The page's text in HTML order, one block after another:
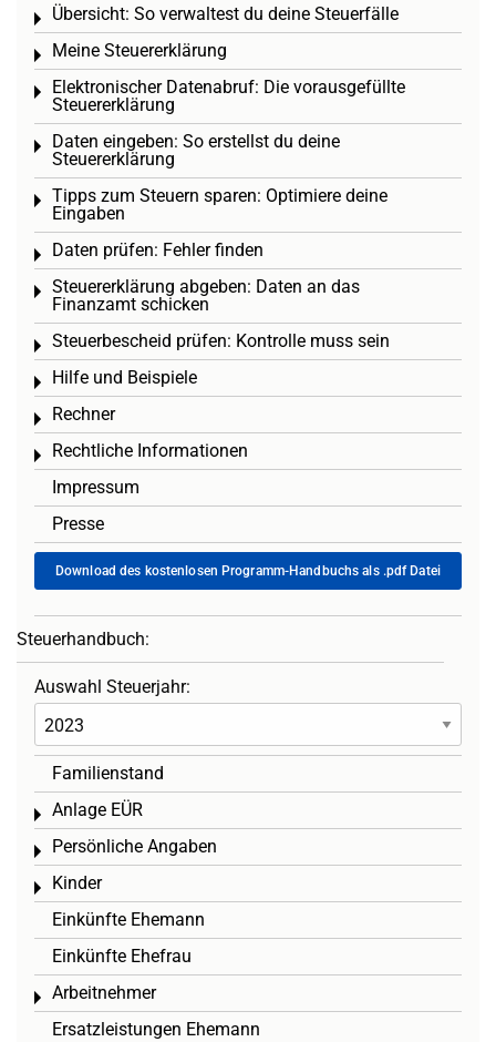
Übersicht: So verwaltest du deine Steuerfälle
Toggle menu
Meine Steuererklärung
Toggle menu
Elektronischer Datenabruf: Die vorausgefüllte
Steuererklärung
Toggle menu
Daten eingeben: So erstellst du deine
Steuererklärung
Toggle menu
Tipps zum Steuern sparen: Optimiere deine
Eingaben
Toggle menu
Daten prüfen: Fehler finden
Toggle menu
Steuererklärung abgeben: Daten an das
Finanzamt schicken
Toggle menu
Steuerbescheid prüfen: Kontrolle muss sein
Toggle menu
Hilfe und Beispiele
Toggle menu
Rechner
Toggle menu
Rechtliche Informationen
Toggle menu
Impressum
Presse
Download des kostenlosen Programm-Handbuchs als .pdf Datei
Steuerhandbuch:
Auswahl Steuerjahr:
Familienstand
Anlage EÜR
Toggle menu
Persönliche Angaben
Toggle menu
Kinder
Toggle menu
Einkünfte Ehemann
Einkünfte Ehefrau
Arbeitnehmer
Toggle menu
Ersatzleistungen Ehemann